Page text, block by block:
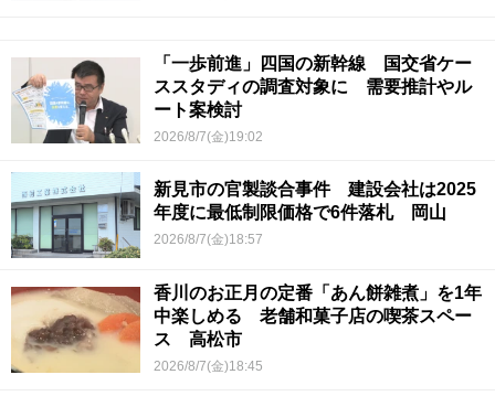
「一歩前進」四国の新幹線 国交省ケー
ススタディの調査対象に 需要推計やル
ート案検討
2026/8/7(金)19:02
新見市の官製談合事件 建設会社は2025
年度に最低制限価格で6件落札 岡山
2026/8/7(金)18:57
香川のお正月の定番「あん餅雑煮」を1年
中楽しめる 老舗和菓子店の喫茶スペー
ス 高松市
2026/8/7(金)18:45